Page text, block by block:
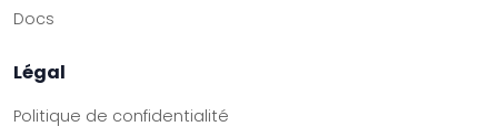
Docs
Légal
Politique de confidentialité